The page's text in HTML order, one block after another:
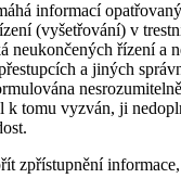
informací
(vyšetřování) v
neukončených řízení a
a jiných
k tomu vyzván, ji
zpřístupnění